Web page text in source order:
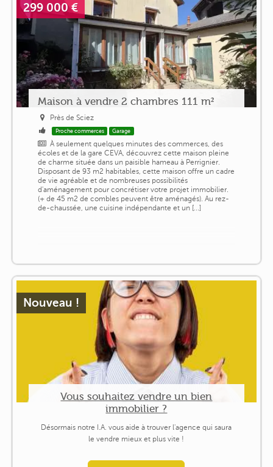
299 000 €
Maison à vendre 2 chambres 111 m²
Près de Sciez
Proche commerces Garage
À seulement quelques minutes des commerces, des
écoles et de la gare CEVA, découvrez cette maison pleine
de charme située dans un paisible hameau à Perrignier.
Disposant de 93 m2 habitables, cette maison offre un cadre
de vie agréable et de nombreuses possibilités
d'aménagement pour concrétiser votre projet immobilier.
(+ de 45 m2 de combles peuvent être aménagés). Au rez-
de-chaussée, une cuisine indépendante et un [...]
Nouveau !
Vous souhaitez vendre un bien
immobilier ?
Désormais notre I.A. vous aide à trouver l'agence qui saura
le vendre mieux et plus vite !